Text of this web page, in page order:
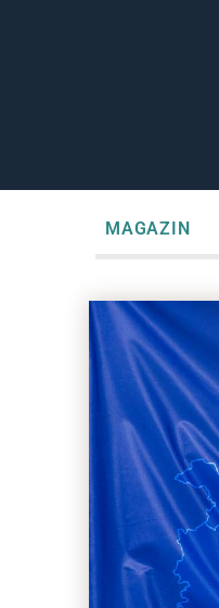
MAGAZIN